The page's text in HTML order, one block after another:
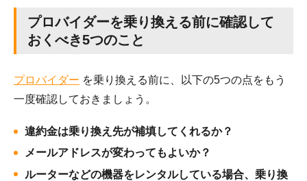
プロバイダーを乗り換える前に確認して
おくべき5つのこと
プロバイダー を乗り換える前に、以下の5つの点をもう
一度確認しておきましょう。
違約金は乗り換え先が補填してくれるか？
メールアドレスが変わってもよいか？
ルーターなどの機器をレンタルしている場合、乗り換